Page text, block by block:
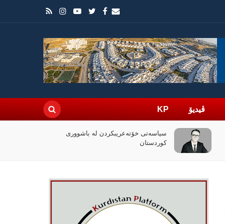
ڤیدیۆ KP
چۆن فیلمی (ئۆدیسە)ی کریستۆفەر نۆلان
بووبە ڕووداوێکی جیهانی؟